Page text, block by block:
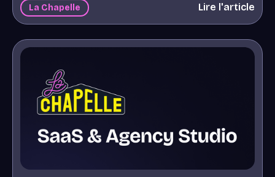
La Chapelle Lire l'article